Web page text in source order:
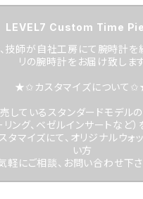
LEVEL7 Custom Time
技師が自社工房にて腕時計を
リの腕時計をお届け致しま
★✩カスタマイズについて
しているスタンダードモデルの
リング、ベゼルインサートなど
タマイズにて、オリジナルウォ
い方
軽にご相談、お問い合わせ下さ